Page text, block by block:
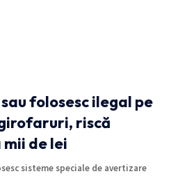
folosesc ilegal pe
riscă
de lei
sisteme speciale de avertizare